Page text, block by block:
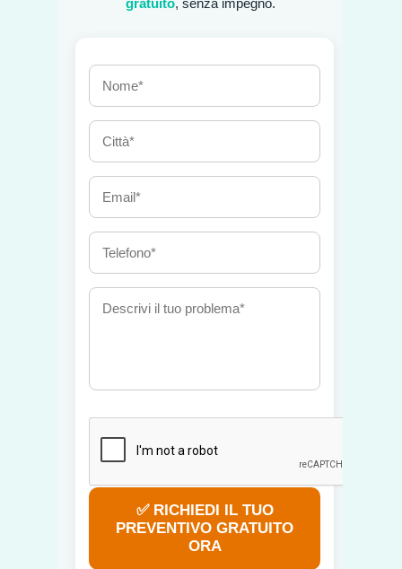
✅ RICHIEDI IL TUO
PREVENTIVO GRATUITO
ORA